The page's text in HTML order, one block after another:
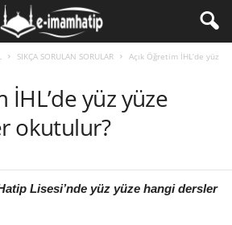
SIKÇA SORULAN SORULAR
Açık Öğretim İHL’de yüz
İHL’de yüz yüze
okutulur?
Lisesi’nde yüz yüze hangi dersler